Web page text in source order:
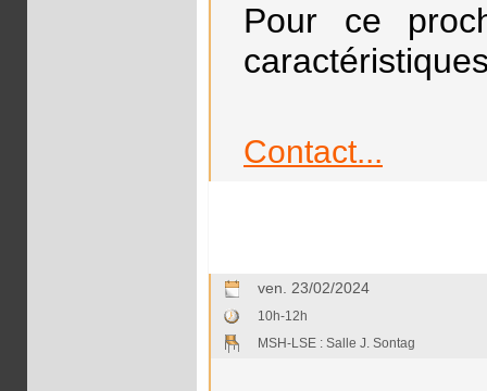
Pour ce
Contact...
ven. 23/02/2024
10h-12h
MSH-LSE : Salle J. Sontag